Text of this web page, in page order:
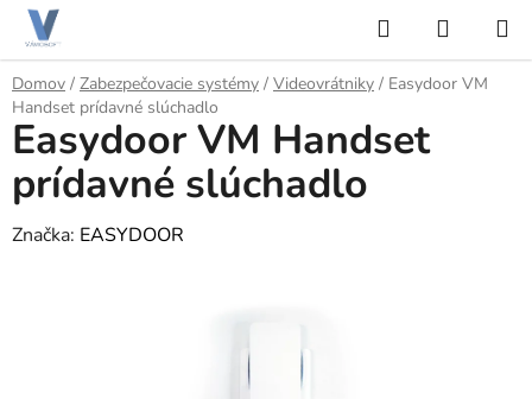
Prejsť
obsah
Hľadať
KOŠÍK
Domov / Zabezpečovacie systémy / Videovrátniky / Easydoor VM
Handset prídavné slúchadlo
Easydoor VM Handset
prídavné slúchadlo
Značka: EASYDOOR